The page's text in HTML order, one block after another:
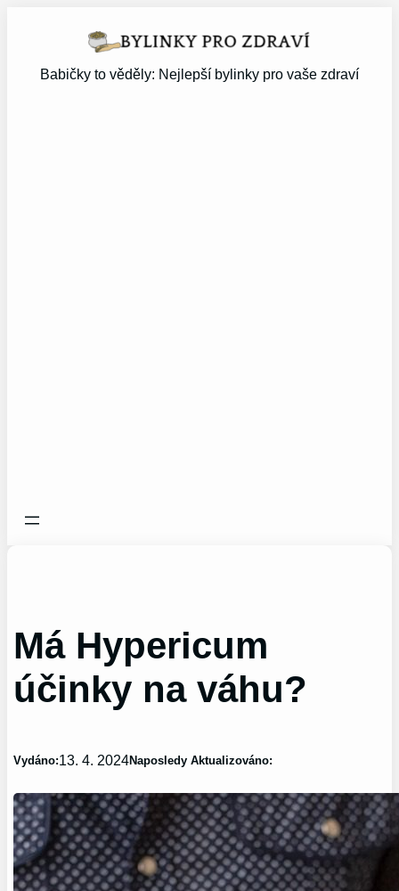
Babičky to věděly: Nejlepší bylinky pro vaše zdraví
Má Hypericum
účinky na váhu?
Vydáno:13. 4. 2024Naposledy Aktualizováno: